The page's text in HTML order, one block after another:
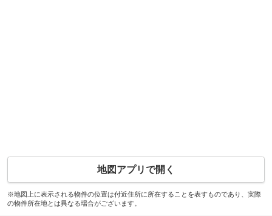
地図アプリで開く
※地図上に表示される物件の位置は付近住所に所在することを表すものであり、実際
の物件所在地とは異なる場合がございます。